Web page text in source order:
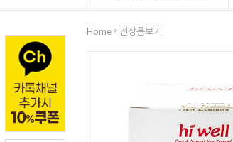
Home > 전상품보기